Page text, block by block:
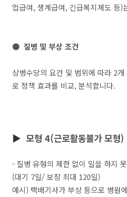
업급여, 생계급여, 긴급복지제도 등)
● 질병 및 부상 조건
상병수당의 요건 및 범위에 따라 2
로 정책 효과를 비교, 분석합니다.
▶ 모형 4(근로활동불가 모형)
- 질병 유형의 제한 없이 일을 하지
(대기 7일/ 보장 최대 120일)
예시) 택배기사가 부상 등으로 병원